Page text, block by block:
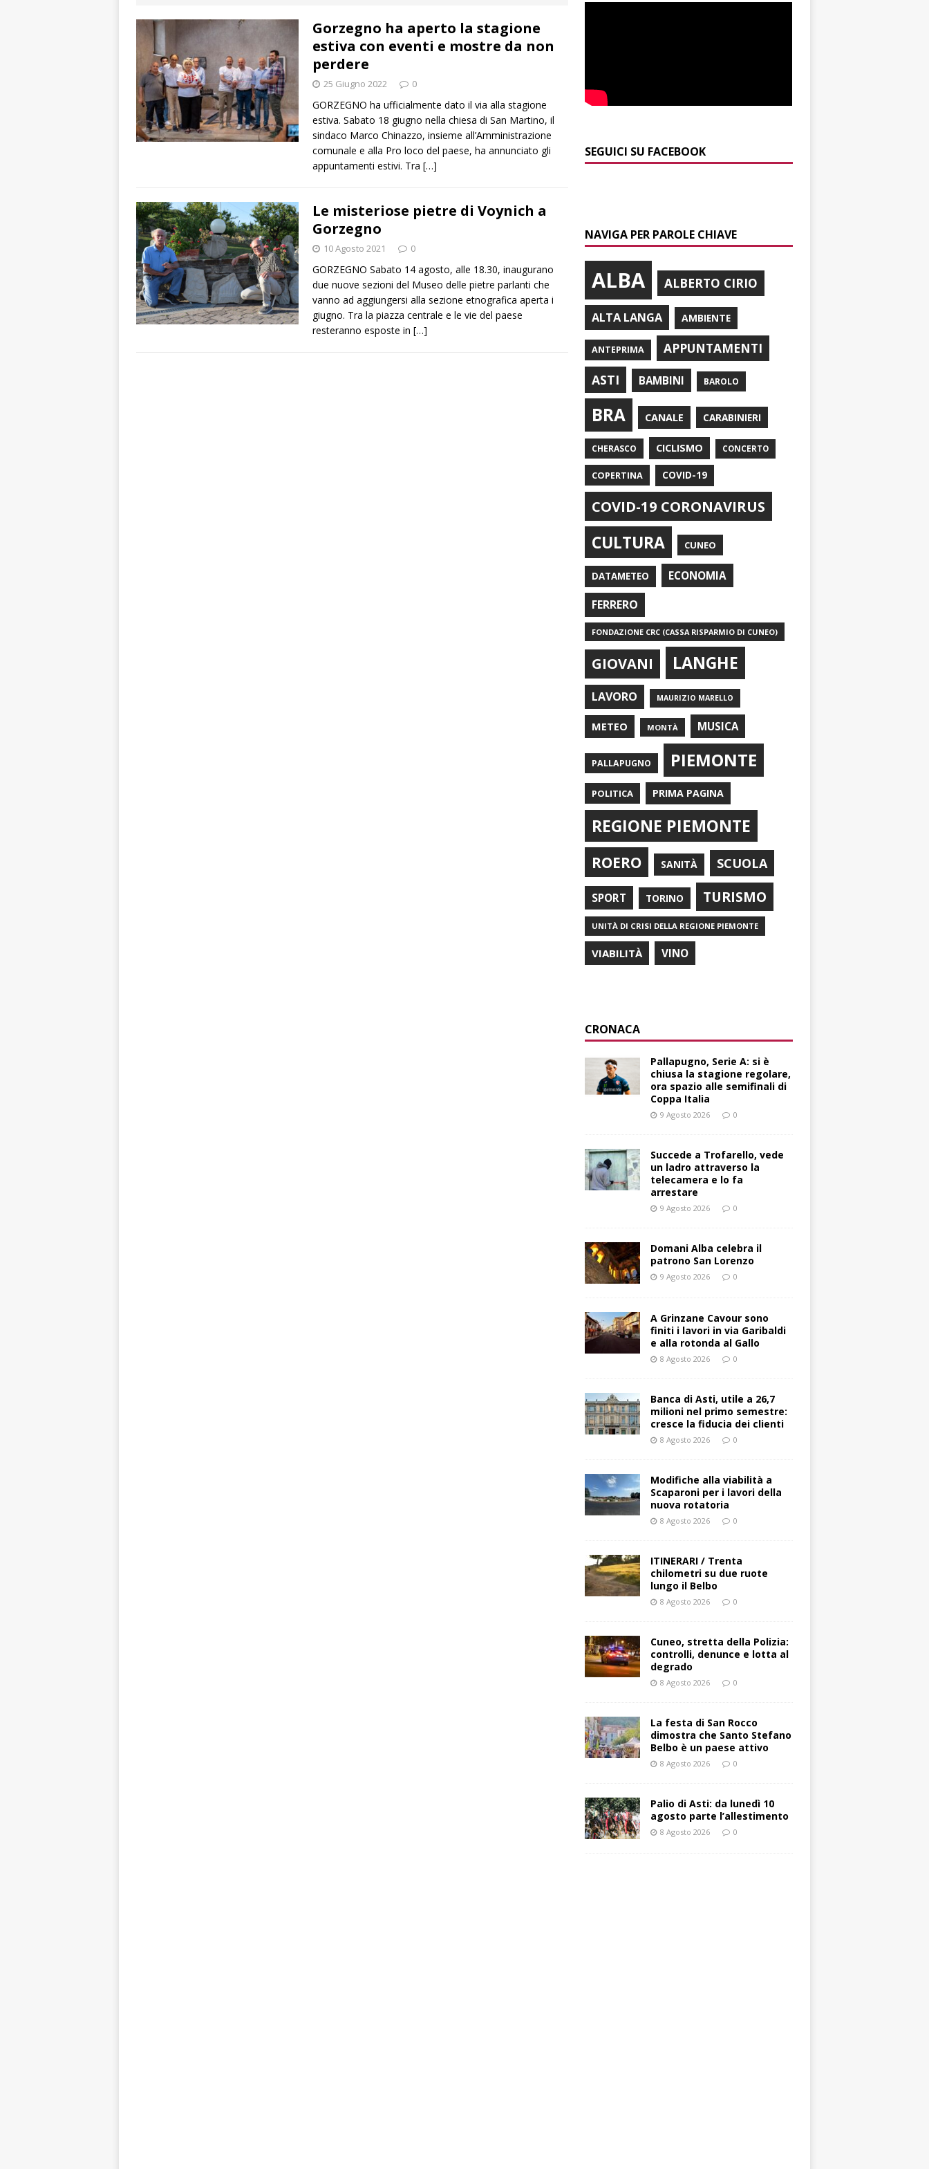
[ 8 Agosto 2026 ]
ITINERARI / Trenta chilometri su due ruote lungo il Belbo
LANGHE
[ 8 Agosto 2026 ]
Cuneo, stretta della Polizia: controlli, denunce e lotta al
degrado
CRONACA
La festa di San Rocco dimostra che Santo Stefano Belbo è un
LANGHE
lo fa arrestare
CRONACA
Gorzegno ha aperto la stagione
estiva con eventi e mostre da non
perdere
25 Giugno 2022 0
GORZEGNO ha ufficialmente dato il via alla stagione
estiva. Sabato 18 giugno nella chiesa di San Martino, il
sindaco Marco Chinazzo, insieme all’Amministrazione
comunale e alla Pro loco del paese, ha annunciato gli
appuntamenti estivi. Tra […]
Le misteriose pietre di Voynich a
Gorzegno
10 Agosto 2021 0
GORZEGNO Sabato 14 agosto, alle 18.30, inaugurano
due nuove sezioni del Museo delle pietre parlanti che
vanno ad aggiungersi alla sezione etnografica aperta i
giugno. Tra la piazza centrale e le vie del paese
resteranno esposte in […]
SEGUICI SU FACEBOOK
NAVIGA PER PAROLE CHIAVE
ALBA ALBERTO CIRIO
ALTA LANGA AMBIENTE
ANTEPRIMA
APPUNTAMENTI
ASTI
BAMBINI BAROLO
BRA CANALE CARABINIERI
CHERASCO CICLISMO CONCERTO
COPERTINA COVID-19
COVID-19 CORONAVIRUS
CULTURA CUNEO
DATAMETEO ECONOMIA
FERRERO
FONDAZIONE CRC (CASSA RISPARMIO DI CUNEO)
GIOVANI LANGHE
LAVORO MAURIZIO MARELLO
METEO MONTÀ MUSICA
PALLAPUGNO PIEMONTE
POLITICA PRIMA PAGINA
REGIONE PIEMONTE
ROERO SANITÀ SCUOLA
SPORT TORINO TURISMO
UNITÀ DI CRISI DELLA REGIONE PIEMONTE
VIABILITÀ VINO
CRONACA
Pallapugno, Serie A: si è
chiusa la stagione regolare,
ora spazio alle semifinali di
Coppa Italia
9 Agosto 2026 0
Succede a Trofarello, vede
un ladro attraverso la
telecamera e lo fa
arrestare
9 Agosto 2026 0
Domani Alba celebra il
patrono San Lorenzo
9 Agosto 2026 0
A Grinzane Cavour sono
finiti i lavori in via Garibaldi
e alla rotonda al Gallo
8 Agosto 2026 0
Banca di Asti, utile a 26,7
milioni nel primo semestre:
cresce la fiducia dei clienti
8 Agosto 2026 0
Modifiche alla viabilità a
Scaparoni per i lavori della
nuova rotatoria
8 Agosto 2026 0
ITINERARI / Trenta
chilometri su due ruote
lungo il Belbo
8 Agosto 2026 0
Cuneo, stretta della Polizia:
controlli, denunce e lotta al
degrado
8 Agosto 2026 0
La festa di San Rocco
dimostra che Santo Stefano
Belbo è un paese attivo
8 Agosto 2026 0
Palio di Asti: da lunedì 10
agosto parte l’allestimento
8 Agosto 2026 0